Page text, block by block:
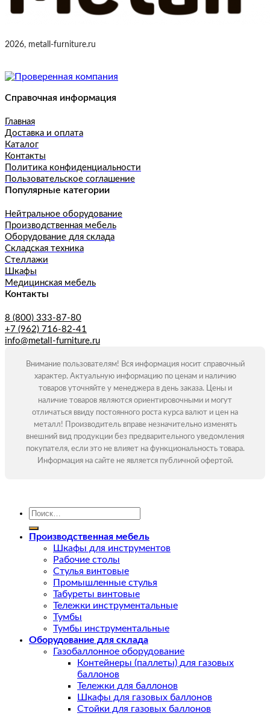
2026, metall-furniture.ru
Справочная информация
Главная
Доставка и оплата
Каталог
Контакты
Политика конфиденциальности
Пользовательское соглашение
Популярные категории
Нейтральное оборудование
Производственная мебель
Оборудование для склада
Складская техника
Стеллажи
Шкафы
Медицинская мебель
Контакты
8 (800) 333-87-80
+7 (962) 716-82-41
info@metall-furniture.ru
Внимание пользователям! Вся информация носит справочный
характер. Актуальную информацию по ценам и наличию
товаров уточняйте у менеджера в день заказа. Цены и
наличие товаров являются ориентировочными и могут
отличаться ввиду постоянного роста курса валют и цен на
металл! Производитель вправе незначительно изменять
внешний вид продукции без предварительного уведомления
покупателя, если это не влияет на функциональность товара.
Информация на сайте не является публичной офертой.
Искать:
Производственная мебель
Шкафы для инструментов
Рабочие столы
Стулья винтовые
Промышленные стулья
Табуреты винтовые
Тележки инструментальные
Тумбы
Тумбы инструментальные
Оборудование для склада
Газобаллонное оборудование
Контейнеры (паллеты) для газовых
баллонов
Тележки для баллонов
Шкафы для газовых баллонов
Стойки для газовых баллонов